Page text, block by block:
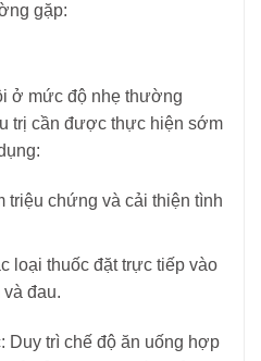
gặp:
ở mức độ nhẹ thường
trị cần được thực hiện sớm
triệu chứng và cải thiện tình
loại thuốc đặt trực tiếp vào
đau.
Duy trì chế độ ăn uống hợp